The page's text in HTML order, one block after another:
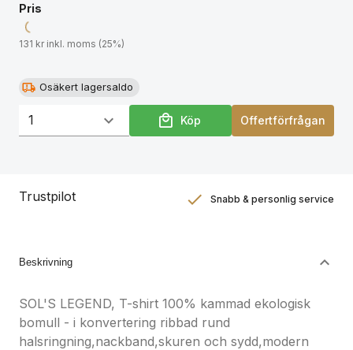
Pris
131 kr inkl. moms (25%)
Osäkert lagersaldo
Köp Offertförfrågan
Trustpilot Snabb & personlig service
Beskrivning
SOL'S LEGEND, T-shirt 100% kammad ekologisk
bomull - i konvertering ribbad rund
halsringning,nackband,skuren och sydd,modern